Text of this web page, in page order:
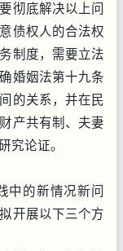
彻底解决以上问
债权人的合法权
制度，需要立法
婚姻法第十九条
的关系，并在民
产共有制、夫妻
究论证。
中的新情况新问
开展以下三个方